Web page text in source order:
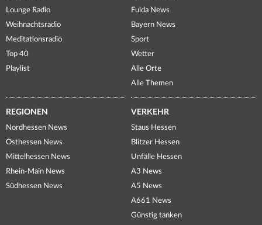
Lounge Radio
Weihnachtsradio
Meditationsradio
Top 40
Playlist
Fulda News
Bayern News
Sport
Wetter
Alle Orte
Alle Themen
REGIONEN
Nordhessen News
Osthessen News
Mittelhessen News
Rhein-Main News
Südhessen News
VERKEHR
Staus Hessen
Blitzer Hessen
Unfälle Hessen
A3 News
A5 News
A661 News
Günstig tanken